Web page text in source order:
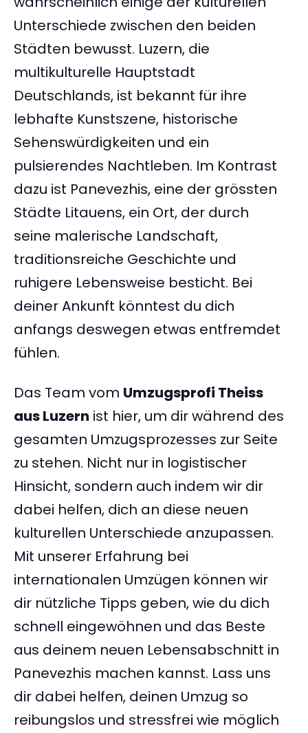
Unterschiede zwischen den beiden
Städten bewusst. Luzern, die
multikulturelle Hauptstadt
Deutschlands, ist bekannt für ihre
lebhafte Kunstszene, historische
Sehenswürdigkeiten und ein
pulsierendes Nachtleben. Im Kontrast
dazu ist Panevezhis, eine der grössten
Städte Litauens, ein Ort, der durch
seine malerische Landschaft,
traditionsreiche Geschichte und
ruhigere Lebensweise besticht. Bei
deiner Ankunft könntest du dich
anfangs deswegen etwas entfremdet
fühlen.
Das Team vom Umzugsprofi Theiss
aus Luzern ist hier, um dir während des
gesamten Umzugsprozesses zur Seite
zu stehen. Nicht nur in logistischer
Hinsicht, sondern auch indem wir dir
dabei helfen, dich an diese neuen
kulturellen Unterschiede anzupassen.
Mit unserer Erfahrung bei
internationalen Umzügen können wir
dir nützliche Tipps geben, wie du dich
schnell eingewöhnen und das Beste
aus deinem neuen Lebensabschnitt in
Panevezhis machen kannst. Lass uns
dir dabei helfen, deinen Umzug so
reibungslos und stressfrei wie möglich